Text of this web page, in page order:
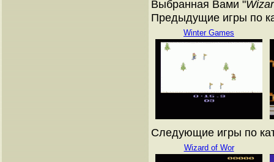
Выбранная Вами "
Предыдущие игры по
Winter Games
Следующие игры по
Wizard of Wor